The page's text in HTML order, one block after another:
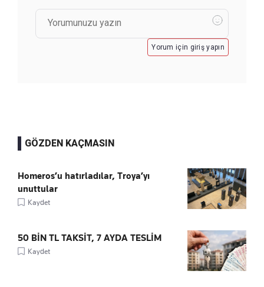
Yorum için giriş yapın
GÖZDEN KAÇMASIN
Homeros’u hatırladılar, Troya’yı
unuttular
Kaydet
50 BİN TL TAKSİT, 7 AYDA TESLİM
Kaydet